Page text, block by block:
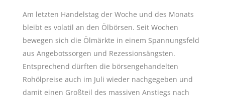
Am letzten Handelstag der Woche und des Monats
bleibt es volatil an den Ölbörsen. Seit Wochen
bewegen sich die Ölmärkte in einem Spannungsfeld
aus Angebotssorgen und Rezessionsängsten.
Entsprechend dürften die börsengehandelten
Rohölpreise auch im Juli wieder nachgegeben und
damit einen Großteil des massiven Anstiegs nach